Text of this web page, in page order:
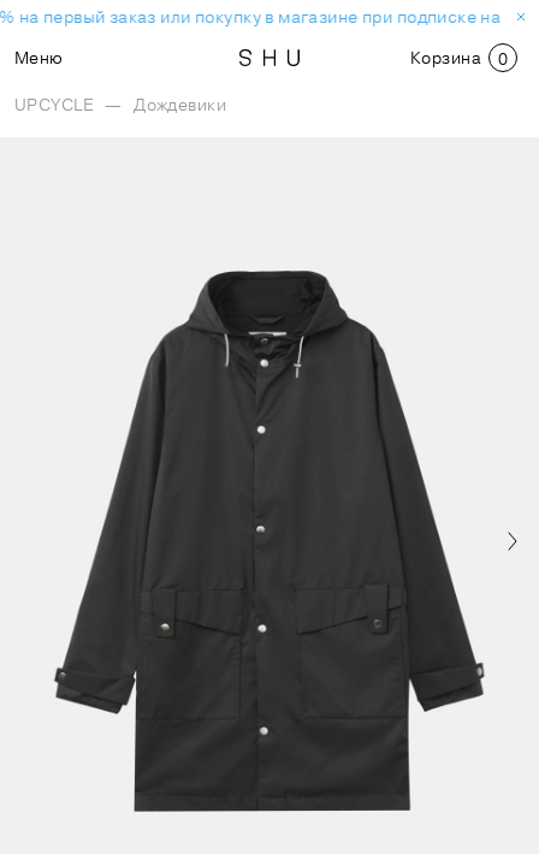
на первый заказ или покупку в магазине при подписке на
Меню
Корзина 0
UPCYCLE — Дождевики